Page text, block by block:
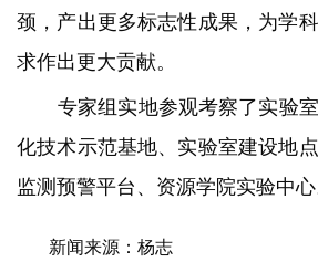
颈，产出更多标志性成果，为学
求作出更大贡献。
专家组实地参观考察了实验
化技术示范基地、实验室建设地
监测预警平台、资源学院实验中心
新闻来源：杨志